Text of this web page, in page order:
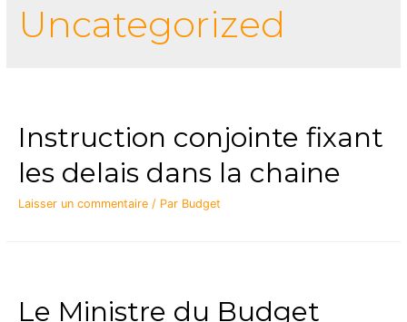
Uncategorized
Instruction conjointe fixant
les delais dans la chaine
Laisser un commentaire / Par Budget
Le Ministre du Budget